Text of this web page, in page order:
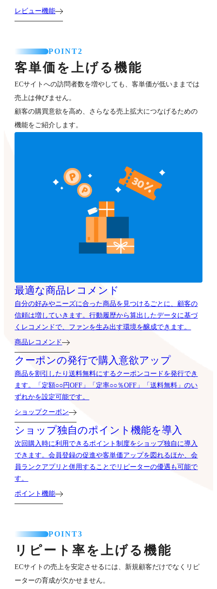
レビュー機能
POINT2
客単価を上げる機能
ECサイトへの訪問者数を増やしても、客単価が低いままでは
売上は伸びません。
顧客の購買意欲を高め、さらなる売上拡大につなげるための
機能をご紹介します。
最適な商品レコメンド
自分の好みやニーズに合った商品を見つけるごとに、顧客の
信頼は増していきます。行動履歴から算出したデータに基づ
くレコメンドで、ファンを生み出す環境を醸成できます。
商品レコメンド
クーポンの発行で購入意欲アップ
商品を割引したり送料無料にするクーポンコードを発行でき
ます。「定額○○円OFF」「定率○○％OFF」「送料無料」のい
ずれかを設定可能です。
ショップクーポン
ショップ独自のポイント機能を導入
次回購入時に利用できるポイント制度をショップ独自に導入
できます。会員登録の促進や客単価アップを図れるほか、会
員ランクアプリと併用することでリピーターの優遇も可能で
す。
ポイント機能
POINT3
リピート率を上げる機能
ECサイトの売上を安定させるには、新規顧客だけでなくリピ
ーターの育成が欠かせません。